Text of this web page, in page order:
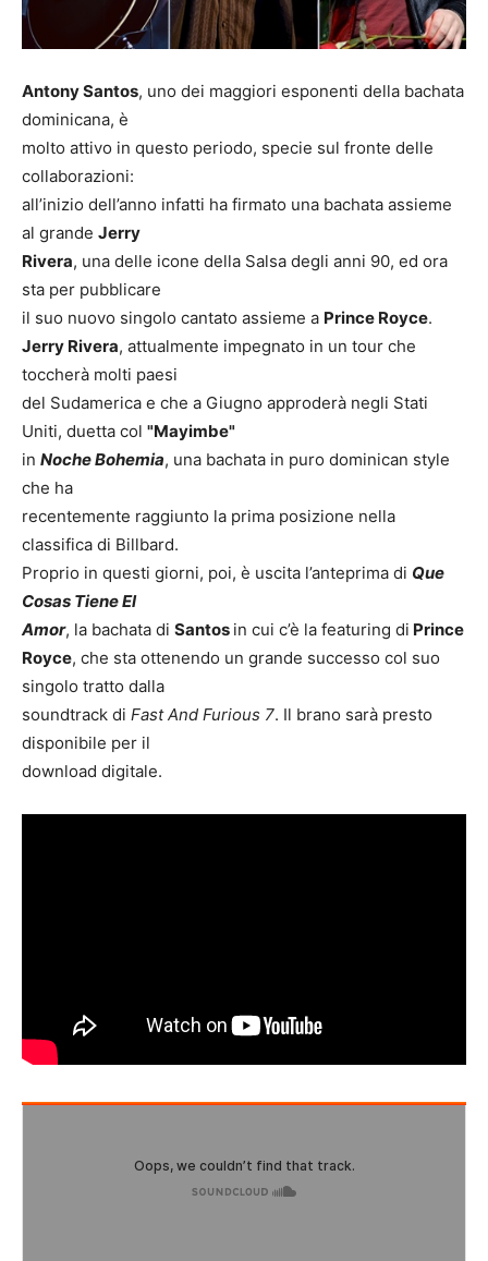
Antony Santos, uno dei maggiori esponenti della bachata
dominicana, è
molto attivo in questo periodo, specie sul fronte delle
collaborazioni:
all’inizio dell’anno infatti ha firmato una bachata assieme
al grande Jerry
Rivera, una delle icone della Salsa degli anni 90, ed ora
sta per pubblicare
il suo nuovo singolo cantato assieme a Prince Royce.
Jerry Rivera, attualmente impegnato in un tour che
toccherà molti paesi
del Sudamerica e che a Giugno approderà negli Stati
Uniti, duetta col "Mayimbe"
in Noche Bohemia, una bachata in puro dominican style
che ha
recentemente raggiunto la prima posizione nella
classifica di Billbard.
Proprio in questi giorni, poi, è uscita l’anteprima di Que
Cosas Tiene El
Amor, la bachata di Santos in cui c’è la featuring di Prince
Royce, che sta ottenendo un grande successo col suo
singolo tratto dalla
soundtrack di Fast And Furious 7. Il brano sarà presto
disponibile per il
download digitale.